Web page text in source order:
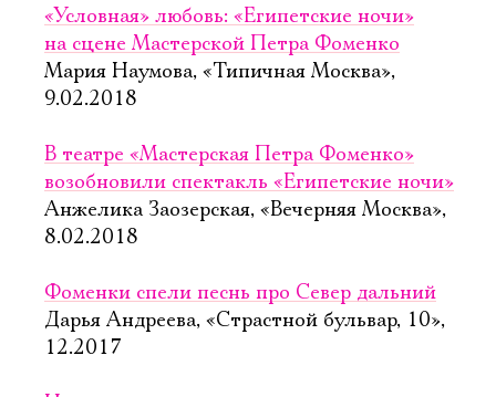
«Условная» любовь: «Египетские ночи»
на сцене Мастерской Петра Фоменко
Мария Наумова, «Типичная Москва»,
9.02.2018
В театре «Мастерская Петра Фоменко»
возобновили спектакль «Египетские ночи»
Анжелика Заозерская, «Вечерняя Москва»,
8.02.2018
Фоменки спели песнь про Север дальний
Дарья Андреева, «Страстной бульвар, 10»,
12.2017